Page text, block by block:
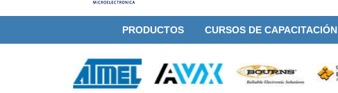
PRODUCTOS CURSOS DE CAPACITACIÓN